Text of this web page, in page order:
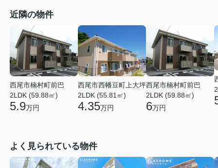
近隣の物件
西尾市楠村町前巴
2LDK (59.88㎡)
5.9万円
西尾市西幡豆町上大坪
2LDK (55.81㎡)
4.35万円
西尾市楠村町前巴
2LDK (59.88㎡)
6万円
よく見られている物件